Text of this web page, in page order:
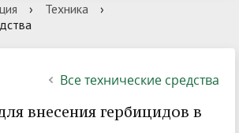
› Техника
›
Все технические средства
внесения гербицидов в